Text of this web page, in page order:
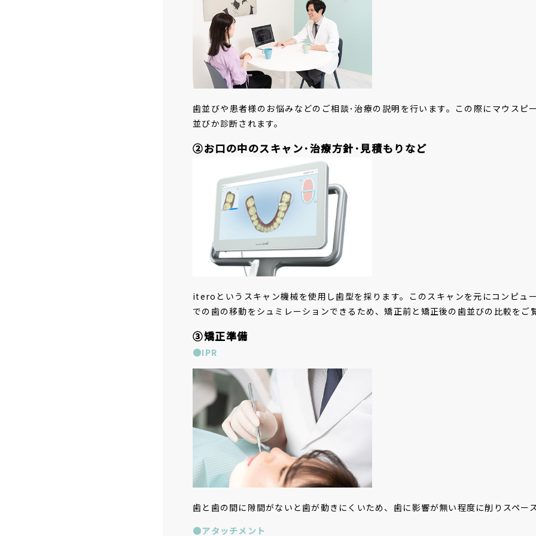
歯並びや患者様のお悩みなどのご相談･治療の説明を行います。この際にマウスピ
並びか診断されます。
②お口の中のスキャン･治療方針･見積もりなど
iteroというスキャン機械を使用し歯型を採ります。このスキャンを元にコンピュ
での歯の移動をシュミレーションできるため、矯正前と矯正後の歯並びの比較をご
③矯正準備
●IPR
歯と歯の間に隙間がないと歯が動きにくいため、歯に影響が無い程度に削りスペース
●アタッチメント